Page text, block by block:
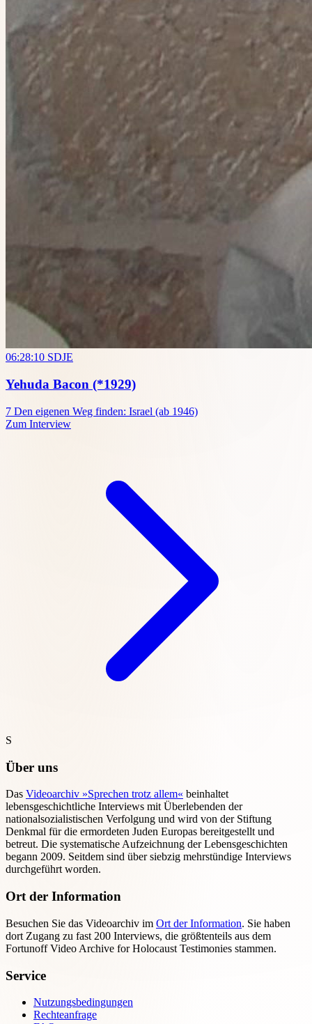
06:28:10 SDJE
Yehuda Bacon (*1929)
7 Den eigenen Weg finden: Israel (ab 1946)
Zum Interview
S
Über uns
Das Videoarchiv »Sprechen trotz allem« beinhaltet
lebensgeschichtliche Interviews mit Überlebenden der
nationalsozialistischen Verfolgung und wird von der Stiftung
Denkmal für die ermordeten Juden Europas bereitgestellt und
betreut. Die systematische Aufzeichnung der Lebensgeschichten
begann 2009. Seitdem sind über siebzig mehrstündige Interviews
durchgeführt worden.
Ort der Information
Besuchen Sie das Videoarchiv im Ort der Information. Sie haben
dort Zugang zu fast 200 Interviews, die größtenteils aus dem
Fortunoff Video Archive for Holocaust Testimonies stammen.
Service
Nutzungsbedingungen
Rechteanfrage